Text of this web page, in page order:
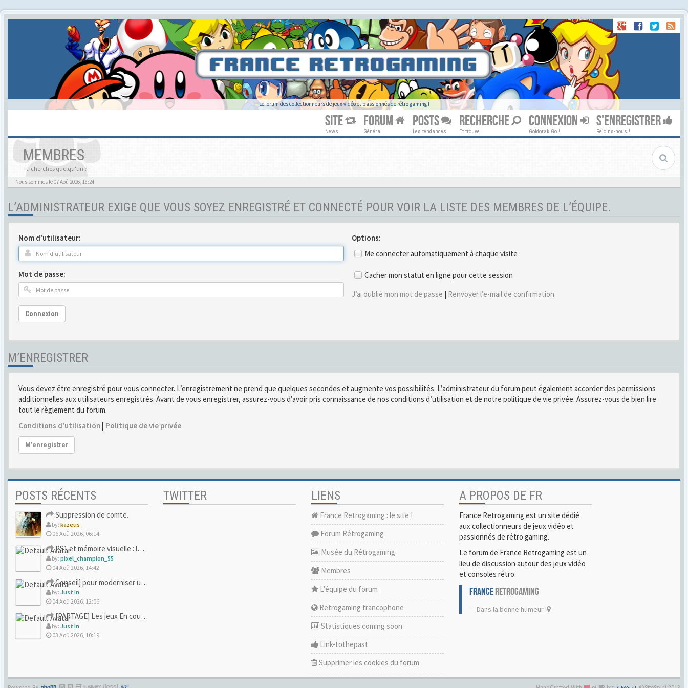
Le forum des collectionneurs de jeux vidéo et passionnés de rétro gaming !
SITE
News
FORUM
Général
POSTS
Les tendances
RECHERCHE
Et trouve !
CONNEXION
Goldorak Go !
S'ENREGISTRER
Rejoins-nous !
MEMBRES
Tu cherches quelqu'un ?
Nous sommes le 07 Aoû 2026, 18:24
L’ADMINISTRATEUR EXIGE QUE VOUS SOYEZ ENREGISTRÉ ET CONNECTÉ POUR VOIR LA LISTE DES MEMBRES DE L’ÉQUIPE.
Nom d’utilisateur:
Mot de passe:
Connexion
Options:
Me connecter automatiquement à chaque visite
Cacher mon statut en ligne pour cette session
J’ai oublié mon mot de passe | Renvoyer l’e-mail de confirmation
M’ENREGISTRER
Vous devez être enregistré pour vous connecter. L’enregistrement ne prend que quelques secondes et augmente vos possibilités. L’administrateur du forum peut également accorder des permissions
additionnelles aux utilisateurs enregistrés. Avant de vous enregistrer, assurez-vous d’avoir pris connaissance de nos conditions d’utilisation et de notre politique de vie privée. Assurez-vous de bien lire
tout le règlement du forum.
Conditions d’utilisation | Politique de vie privée
M’enregistrer
POSTS RÉCENTS
Suppression de comte.
by: kazeus
06 Aoû 2026, 06:14
PS1 et mémoire visuelle : le jeu qui vous a soufflé la premi
by: pixel_champion_55
04 Aoû 2026, 14:42
Conseil] pour moderniser un site (un peu trop) rétro
by: Just In
04 Aoû 2026, 12:06
[PARTAGE] Les jeux En cours/Terminés
by: Just In
03 Aoû 2026, 10:19
TWITTER LIENS
France Retrogaming : le site !
Forum Rétrogaming
Musée du Rétrogaming
Membres
L’équipe du forum
Retrogaming francophone
Statistiques coming soon
Link-tothepast
Supprimer les cookies du forum
A PROPOS DE FR
France Retrogaming est un site dédié
aux collectionneurs de jeux vidéo et
passionnés de rétro gaming.
Le forum de France Retrogaming est un
lieu de discussion autour des jeux vidéo
et consoles rétro.
FRANCERETROGAMING
Dans la bonne humeur !